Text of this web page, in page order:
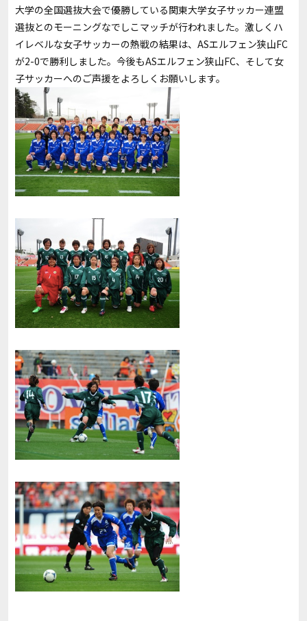
大学の全国選抜大会で優勝している関東大学女子サッカー連盟
選抜とのモーニングなでしこマッチが行われました。激しくハ
イレベルな女子サッカーの熱戦の結果は、ASエルフェン狭山FC
が2-0で勝利しました。今後もASエルフェン狭山FC、そして女
子サッカーへのご声援をよろしくお願いします。